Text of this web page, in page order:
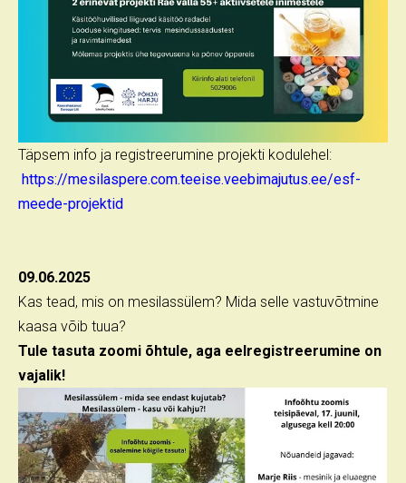
Täpsem info ja registreerumine projekti kodulehel:
https://mesilaspere.com.teeise.veebimajutus.ee/esf-
meede-projektid
09.06.2025
Kas tead, mis on mesilassülem? Mida selle vastuvõtmine
kaasa võib tuua?
Tule tasuta zoomi õhtule, aga eelregistreerumine on
vajalik!